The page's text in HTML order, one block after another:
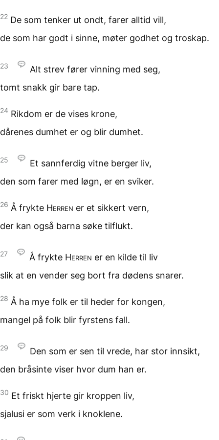
22 De som tenker ut ondt, farer alltid vill,
de som har godt i sinne, møter godhet og troskap.
23
Alt strev fører vinning med seg,
tomt snakk gir bare tap.
24 Rikdom er de vises krone,
dårenes dumhet er og blir dumhet.
25
Et sannferdig vitne berger liv,
den som farer med løgn, er en sviker.
26 Å frykte Herren er et sikkert vern,
der kan også barna søke tilflukt.
27 Å frykte Herren er en kilde til liv
slik at en vender seg bort fra dødens snarer.
28 Å ha mye folk er til heder for kongen,
mangel på folk blir fyrstens fall.
29 Den som er sen til vrede, har stor innsikt,
den bråsinte viser hvor dum han er.
30 Et friskt hjerte gir kroppen liv,
sjalusi er som verk i knoklene.